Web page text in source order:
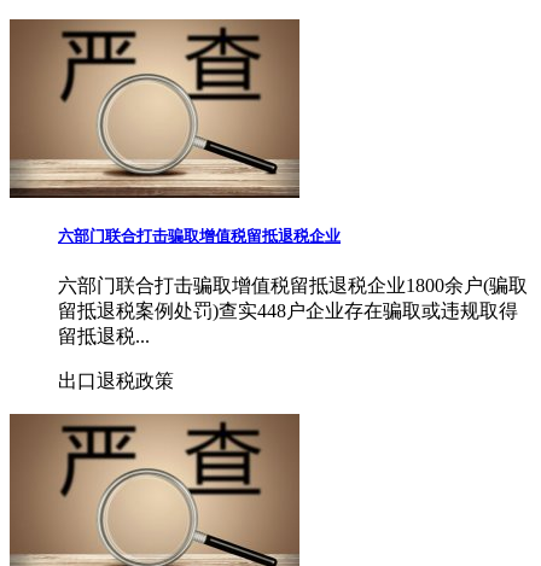
六部门联合打击骗取增值税留抵退税企业
六部门联合打击骗取增值税留抵退税企业1800余户(骗取
留抵退税案例处罚)查实448户企业存在骗取或违规取得
留抵退税...
出口退税政策